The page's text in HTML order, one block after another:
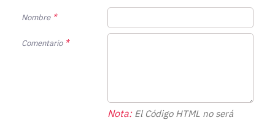
Nombre
Comentario
Nota:El Código HTML no será